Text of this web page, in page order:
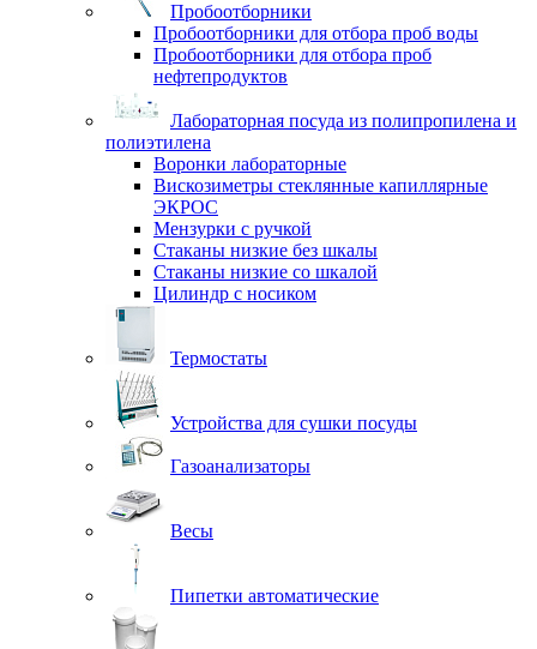
Пробоотборники
Пробоотборники для отбора проб воды
Пробоотборники для отбора проб
нефтепродуктов
Лабораторная посуда из полипропилена и
полиэтилена
Воронки лабораторные
Вискозиметры стеклянные капиллярные
ЭКРОС
Мензурки с ручкой
Стаканы низкие без шкалы
Стаканы низкие со шкалой
Цилиндр с носиком
Термостаты
Устройства для сушки посуды
Газоанализаторы
Весы
Пипетки автоматические